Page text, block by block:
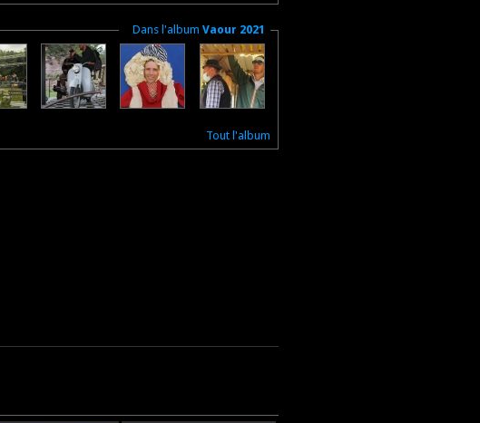
Masquer
Dans l'albumVaour 2021
Tout l'album